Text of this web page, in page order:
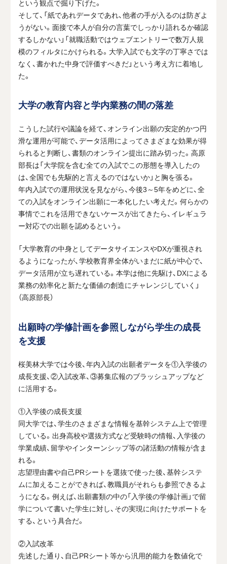
という観点で掘り下げた。
そして、「紙であれデータであれ、他者の手が入るのは防ぎよ
うがない。面接で本人が自分の言葉でしっかり語れるか確認
するしかない」「就職活動ではウェブエントリーで数万人規
模のフィルタにかけられる。大学入試でも文字の丁寧さでは
なく、書かれた中身で評価すべきだ」という考え方に着地し
た。
大学の教育内容と学内業務の間の落差
こうした試行や議論を経て、オンライン出願の安定的かつ円
滑な運用が可能で、データ活用によってさまざまな効果が得
られると判断し、書類のオンライン提出に踏み切った。高原
部長は「大学院を含む全ての入試でこの形態を導入したの
は、全国でも先駆的と言えるのではないか」と胸を張る。
年内入試での運用状況を見ながら、今後3 ～5年をめどに、全
ての入試をオンライン出願に一本化したい考えだ。何らかの
事情でこれを活用できないケースが出てきたら、イレギュラ
ー対応での出願を認めるという。
「大学教育の中身としてデータサイエンスやDXが重視され
るようになったが、学校教育界全体がいまだに紙が中心で、
データ活用が立ち遅れている。本学は他に先駆け、 DXによる
業務の効率化と新たな価値の創造にチャレンジしていく」
（高原部長）
出願時の学修計画を参照しながら学生の成長
を支援
桜美林大学では今後、年内入試の出願者データを①入学後の
成長支援、②入試改革、③募集広報のブラッシュアップなど
に活用する。
①入学後の成長支援
同大学では、学生のさまざまな情報を基幹システム上で管理
している。出身高校や選抜方式など受験時の情報、入学後の
学業成績、留学やインターンシップ等の諸活動の情報が含ま
れる。
志望理由書や自己PRシートを選抜で使った後、基幹システ
ムに加えることができれば、教職員がそれらも参照できるよ
うになる。例えば、出願書類の中の「入学後の学修計画」で留
学について書いた学生に対し、その実現に向けたサポートを
する、という具合だ。
②入試改革
先述した通り、自己PRシート等から汎用的能力を数値化で